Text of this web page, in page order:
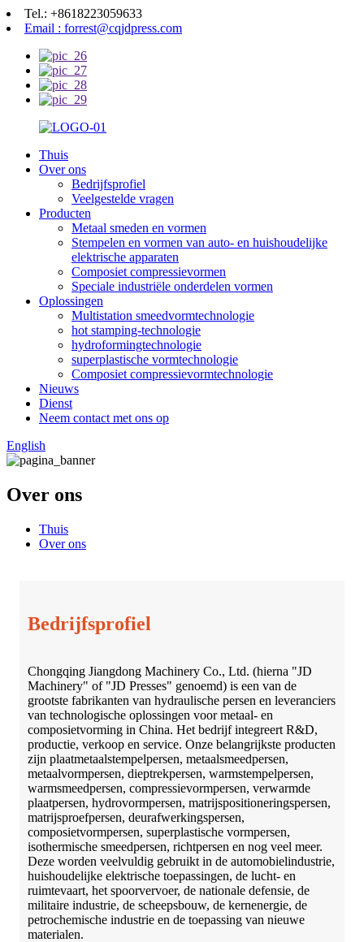
Tel.: +8618223059633
Email : forrest@cqjdpress.com
Thuis
Over ons
Bedrijfsprofiel
Veelgestelde vragen
Producten
Metaal smeden en vormen
Stempelen en vormen van auto- en huishoudelijke
elektrische apparaten
Composiet compressievormen
Speciale industriële onderdelen vormen
Oplossingen
Multistation smeedvormtechnologie
hot stamping-technologie
hydroformingtechnologie
superplastische vormtechnologie
Composiet compressievormtechnologie
Nieuws
Dienst
Neem contact met ons op
English
Over ons
Thuis
Over ons
Bedrijfsprofiel
Chongqing Jiangdong Machinery Co., Ltd. (hierna "JD
Machinery" of "JD Presses" genoemd) is een van de
grootste fabrikanten van hydraulische persen en leveranciers
van technologische oplossingen voor metaal- en
composietvorming in China. Het bedrijf integreert R&D,
productie, verkoop en service. Onze belangrijkste producten
zijn plaatmetaalstempelpersen, metaalsmeedpersen,
metaalvormpersen, dieptrekpersen, warmstempelpersen,
warmsmeedpersen, compressievormpersen, verwarmde
plaatpersen, hydrovormpersen, matrijspositioneringspersen,
matrijsproefpersen, deurafwerkingspersen,
composietvormpersen, superplastische vormpersen,
isothermische smeedpersen, richtpersen en nog veel meer.
Deze worden veelvuldig gebruikt in de automobielindustrie,
huishoudelijke elektrische toepassingen, de lucht- en
ruimtevaart, het spoorvervoer, de nationale defensie, de
militaire industrie, de scheepsbouw, de kernenergie, de
petrochemische industrie en de toepassing van nieuwe
materialen.